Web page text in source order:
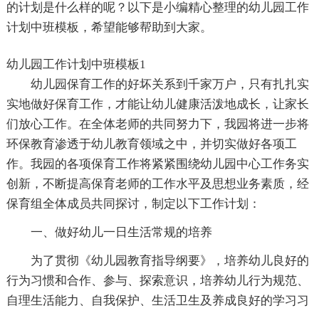
的计划是什么样的呢？以下是小编精心整理的幼儿园工作
计划中班模板，希望能够帮助到大家。
幼儿园工作计划中班模板1
幼儿园保育工作的好坏关系到千家万户，只有扎扎实
实地做好保育工作，才能让幼儿健康活泼地成长，让家长
们放心工作。在全体老师的共同努力下，我园将进一步将
环保教育渗透于幼儿教育领域之中，并切实做好各项工
作。我园的各项保育工作将紧紧围绕幼儿园中心工作务实
创新，不断提高保育老师的工作水平及思想业务素质，经
保育组全体成员共同探讨，制定以下工作计划：
一、做好幼儿一日生活常规的培养
为了贯彻《幼儿园教育指导纲要》，培养幼儿良好的
行为习惯和合作、参与、探索意识，培养幼儿行为规范、
自理生活能力、自我保护、生活卫生及养成良好的学习习